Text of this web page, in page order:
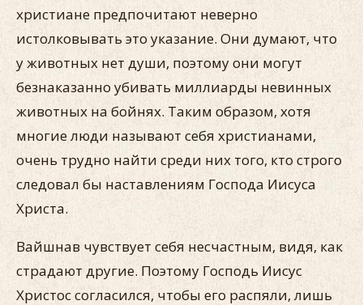
христиане предпочитают неверно
истолковывать это указание. Они думают, что
у животных нет души, поэтому они могут
безнаказанно убивать миллиарды невинных
животных на бойнях. Таким образом, хотя
многие люди называют себя христианами,
очень трудно найти среди них того, кто строго
следовал бы наставлениям Господа Иисуса
Христа.
Вайшнав чувствует себя несчастным, видя, как
страдают другие. Поэтому Господь Иисус
Христос согласился, чтобы его распяли, лишь